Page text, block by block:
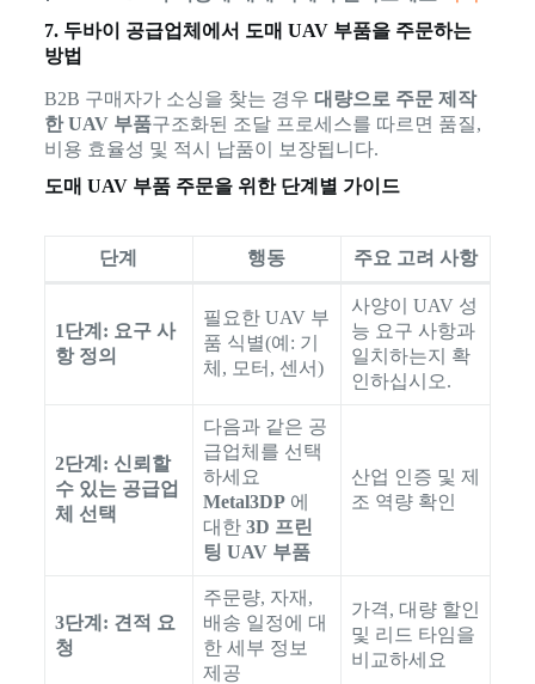
7. 두바이 공급업체에서 도매 UAV 부품을 주문하는
방법
B2B 구매자가 소싱을 찾는 경우 대량으로 주문 제작
한 UAV 부품구조화된 조달 프로세스를 따르면 품질,
비용 효율성 및 적시 납품이 보장됩니다.
도매 UAV 부품 주문을 위한 단계별 가이드
단계 행동 주요 고려 사항
1단계: 요구 사
항 정의
필요한 UAV 부
품 식별(예: 기
체, 모터, 센서)
사양이 UAV 성
능 요구 사항과
일치하는지 확
인하십시오.
2단계: 신뢰할
수 있는 공급업
체 선택
다음과 같은 공
급업체를 선택
하세요
Metal3DP에
대한 3D 프린
팅 UAV 부품
산업 인증 및 제
조 역량 확인
3단계: 견적 요
청
주문량, 자재,
배송 일정에 대
한 세부 정보
제공
가격, 대량 할인
및 리드 타임을
비교하세요